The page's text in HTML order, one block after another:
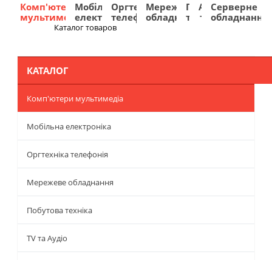
Комп'ютери
мультимедіа
Мобільна
електроніка
Оргтехніка
телефонія
Мережеве
обладнання
Побутова
техніка
TV
та
Фото
та
Авто
та
Серверне
обладнання
Каталог товаров
КАТАЛОГ
Комп'ютери мультимедіа
Мобільна електроніка
Оргтехніка телефонія
Мережеве обладнання
Побутова техніка
TV та Аудіо